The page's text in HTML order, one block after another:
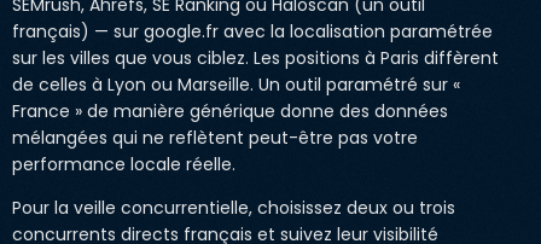
français) — sur google.fr avec la localisation paramétrée
sur les villes que vous ciblez. Les positions à Paris diffèrent
de celles à Lyon ou Marseille. Un outil paramétré sur «
France » de manière générique donne des données
mélangées qui ne reflètent peut-être pas votre
performance locale réelle.
Pour la veille concurrentielle, choisissez deux ou trois
concurrents directs français et suivez leur visibilité